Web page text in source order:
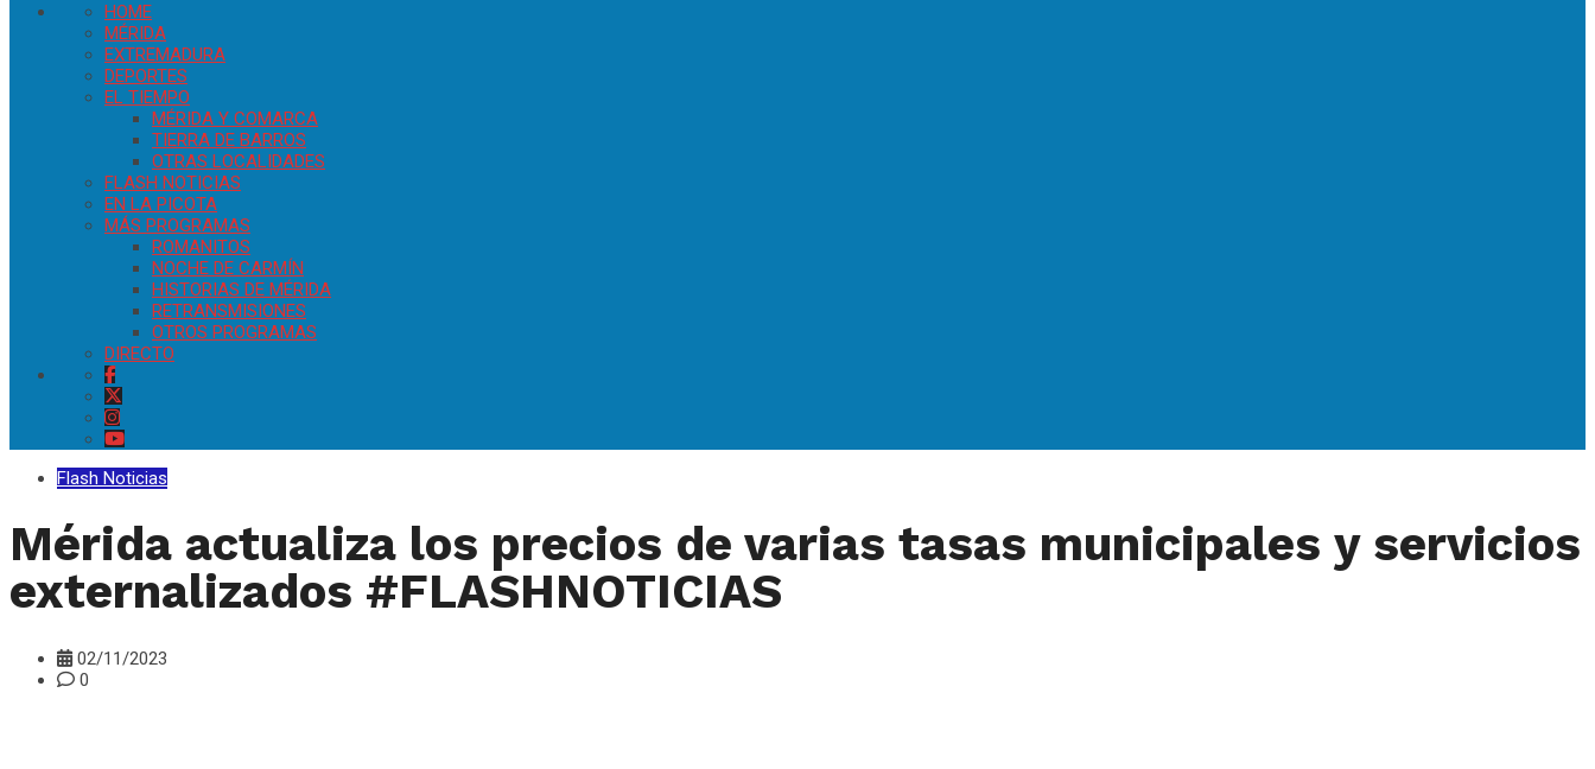
HOME
MÉRIDA
EXTREMADURA
DEPORTES
EL TIEMPO
MÉRIDA Y COMARCA
TIERRA DE BARROS
OTRAS LOCALIDADES
FLASH NOTICIAS
EN LA PICOTA
MÁS PROGRAMAS
ROMANITOS
NOCHE DE CARMÍN
HISTORIAS DE MÉRIDA
RETRANSMISIONES
OTROS PROGRAMAS
DIRECTO
Flash Noticias
Mérida actualiza los precios de varias tasas municipales y servicios
externalizados #FLASHNOTICIAS
02/11/2023
0